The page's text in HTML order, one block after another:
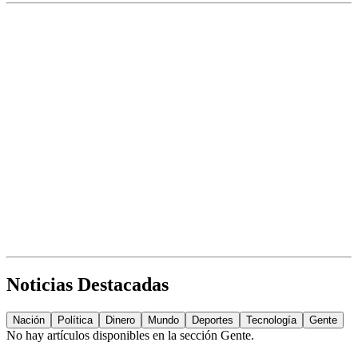
Noticias Destacadas
Nación Política Dinero Mundo Deportes Tecnología Gente
No hay artículos disponibles en la sección Gente.